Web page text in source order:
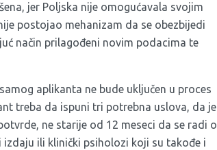
jer Poljska nije omogućavala svojim
postojao mehanizam da se obezbijedi
način prilagođeni novim podacima te
aplikanta ne bude uključen u proces
treba da ispuni tri potrebna uslova, da je
ne starije od 12 meseci da se radi o
ili klinički psiholozi koji su takođe i